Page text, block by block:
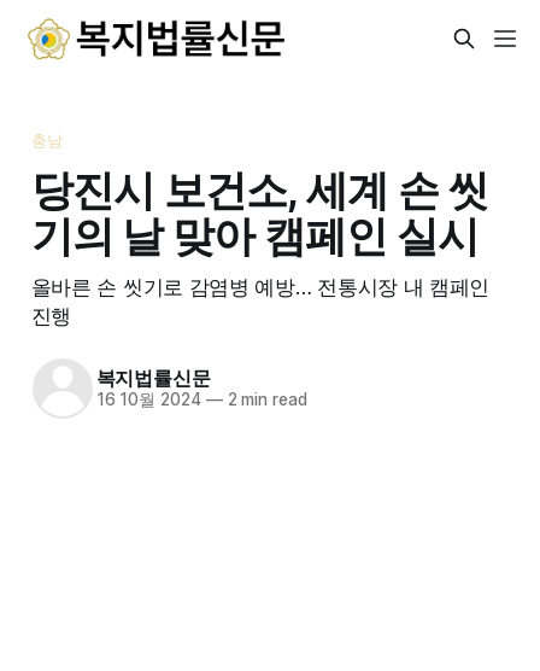
충남
당진시 보건소, 세계 손 씻
기의 날 맞아 캠페인 실시
올바른 손 씻기로 감염병 예방… 전통시장 내 캠페인
진행
복지법률신문
16 10월 2024 —2 min read